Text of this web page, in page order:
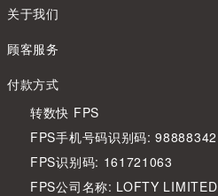
关于我们
顾客服务
付款方式
转数快 FPS
FPS手机号码识别码: 98888342
FPS识别码: 161721063
FPS公司名称: LOFTY LIMITED